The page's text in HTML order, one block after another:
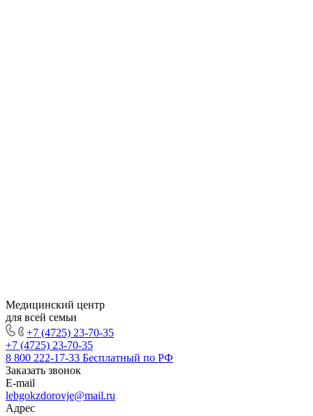
Медицинский центр
для всей семьи
+7 (4725) 23-70-35
+7 (4725) 23-70-35
8 800 222-17-33 Бесплатный по РФ
Заказать звонок
E-mail
lebgokzdorovje@mail.ru
Адрес